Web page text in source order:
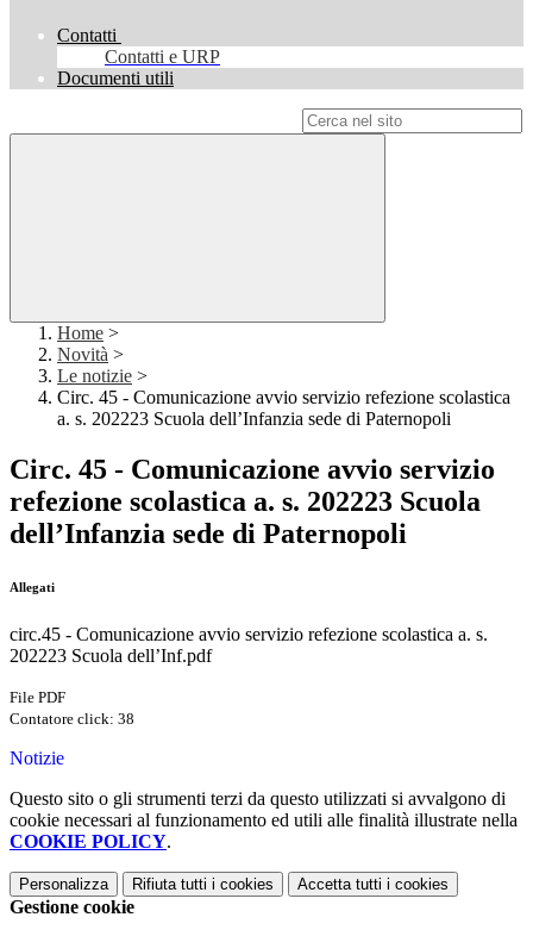
Contatti
Contatti e URP
Documenti utili
Home >
Novità >
Le notizie >
Circ. 45 - Comunicazione avvio servizio refezione scolastica
a. s. 202223 Scuola dell’Infanzia sede di Paternopoli
Circ. 45 - Comunicazione avvio servizio
refezione scolastica a. s. 202223 Scuola
dell’Infanzia sede di Paternopoli
Allegati
circ.45 - Comunicazione avvio servizio refezione scolastica a. s.
202223 Scuola dell’Inf.pdf
File PDF
Contatore click: 38
Notizie
Questo sito o gli strumenti terzi da questo utilizzati si avvalgono di
cookie necessari al funzionamento ed utili alle finalità illustrate nella
COOKIE POLICY.
Personalizza Rifiuta tutti i cookies Accetta tutti i cookies
Gestione cookie